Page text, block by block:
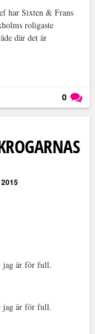
har Sixten & Frans
roligaste
där det är
0
jag är för full.
jag är för full.